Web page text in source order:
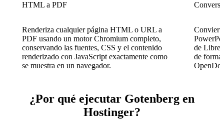
HTML a PDF
Renderiza cualquier página HTML o URL a
PDF usando un motor Chromium completo,
conservando las fuentes, CSS y el contenido
renderizado con JavaScript exactamente como
se muestra en un navegador.
de
de
¿Por qué ejecutar Gotenberg en
Hostinger?